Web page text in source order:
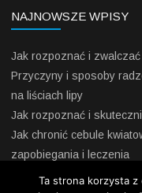
NAJNOWSZE WPISY
Jak rozpoznać i
Przyczyny i sposoby
na liściach lipy
Jak rozpoznać i
Jak chronić cebule
zapobiegania i leczenia
Jak skutecznie
Ta strona korzysta z